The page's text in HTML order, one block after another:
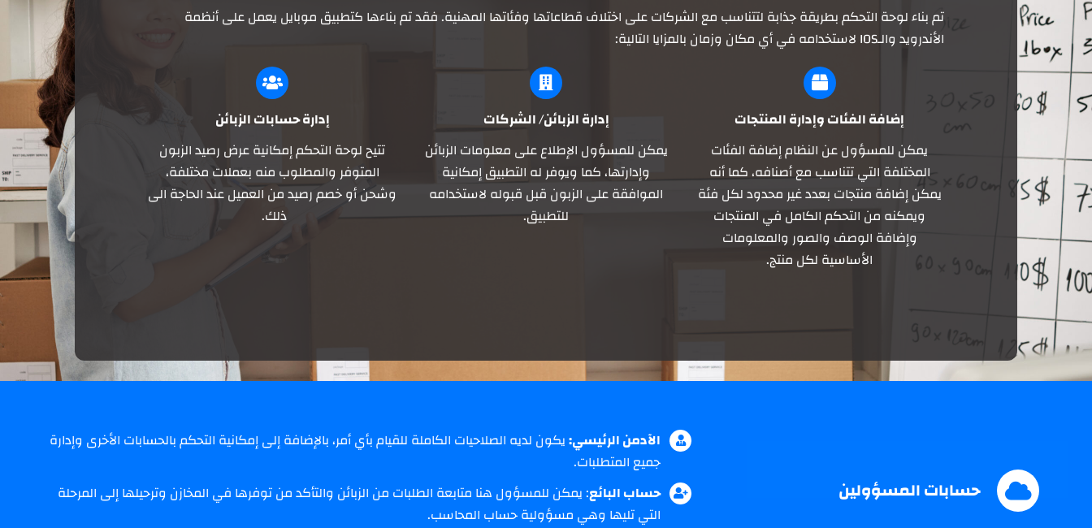
تم بناء لوحة التحكم بطريقة جذابة لتتناسب مع الشركات على اختلاف قطاعاتها وفئاتها المهنية. فقد تم بناءها كتطبيق موبايل يعمل على أنظمة
الأندرويد والـIOS لاستخدامه في أي مكان وزمان بالمزايا التالية:
إضافة الفئات وإدارة المنتجات
يمكن للمسؤول عن النظام إضافة الفئات
المختلفة التي تتناسب مع أصنافه، كما أنه
يمكن إضافة منتجات بعدد غير محدود لكل فئة
ويمكنه من التحكم الكامل في المنتجات
وإضافة الوصف والصور والمعلومات
الأساسية لكل منتج.
إدارة الزبائن/ الشركات
يمكن للمسؤول الإطلاع على معلومات الزبائن
وإدارتها، كما ويوفر له التطبيق إمكانية
الموافقة على الزبون قبل قبوله لاستخدامه
للتطبيق.
إدارة حسابات الزبائن
تتيح لوحة التحكم إمكانية عرض رصيد الزبون
المتوفر والمطلوب منه بعملات مختلفة،
وشحن أو خصم رصيد من العميل عند الحاجة الى
ذلك.
حسابات المسؤولين
الآدمن الرئيسي:يكون لديه الصلاحيات الكاملة للقيام بأي أمر، بالإضافة إلى إمكانية التحكم بالحسابات الأخرى وإدارة
جميع المتطلبات.
حساب البائع: يمكن للمسؤول هنا متابعة الطلبات من الزبائن والتأكد من توفرها في المخازن وترحيلها إلى المرحلة
التي تليها وهي مسؤولية حساب المحاسب.